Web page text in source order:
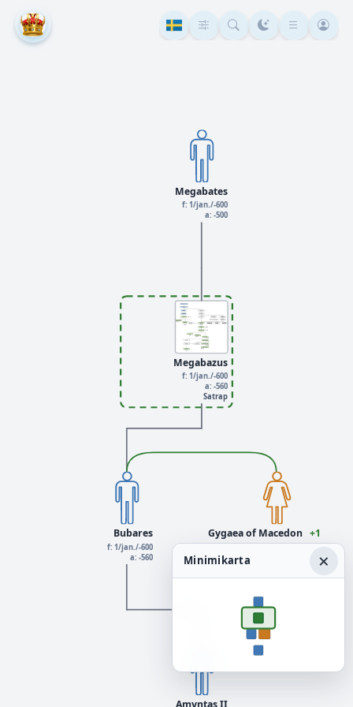
Bubares
f: 1/jan./-600
a: -560
Gygaea of Macedon +1
Amyntas II
Megabazus
f: 1/jan./-600
a: -560
Satrap
Megabates
f: 1/jan./-600
a: -500
Minimikarta ×